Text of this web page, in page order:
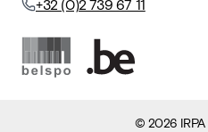
+32 (0)2 739 67 11
©2026 IRPA